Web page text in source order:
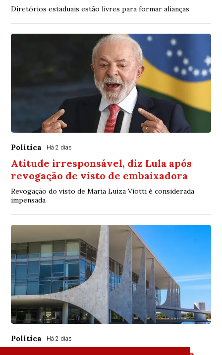
Diretórios estaduais estão livres para formar alianças
Política Há 2 dias
Atitude irresponsável, diz Lula após
revogação de visto de embaixadora
Revogação do visto de Maria Luiza Viotti é considerada
impensada
Política Há 2 dias